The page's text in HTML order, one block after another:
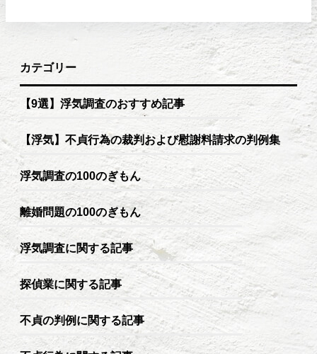
カテゴリー
【9選】浮気調査のおすすめ記事
【浮気】不貞行為の裁判および慰謝料請求の判例集
浮気調査の100のぎもん
離婚問題の100のぎもん
浮気調査に関する記事
探偵業に関する記事
不貞の判例に関する記事